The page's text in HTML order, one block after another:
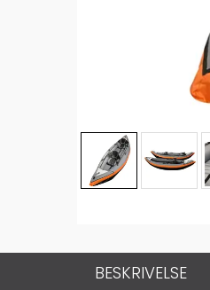
BESKRIVELSE